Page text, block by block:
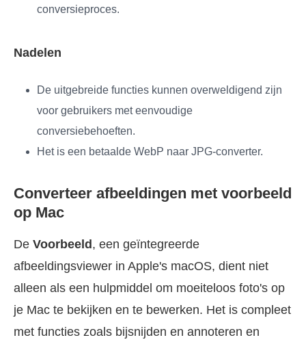
conversieproces.
Nadelen
De uitgebreide functies kunnen overweldigend zijn
voor gebruikers met eenvoudige
conversiebehoeften.
Het is een betaalde WebP naar JPG-converter.
Converteer afbeeldingen met voorbeeld
op Mac
De Voorbeeld, een geïntegreerde
afbeeldingsviewer in Apple's macOS, dient niet
alleen als een hulpmiddel om moeiteloos foto's op
je Mac te bekijken en te bewerken. Het is compleet
met functies zoals bijsnijden en annoteren en